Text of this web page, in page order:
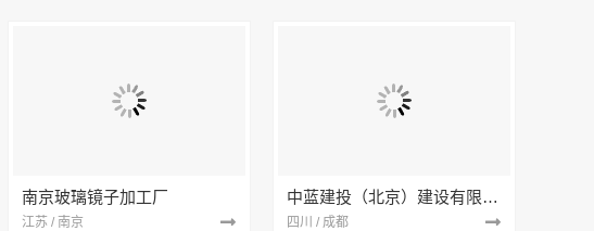
南京玻璃镜子加工厂
江苏 / 南京
中蓝建投（北京）建设有限公司四川第一分公司
四川 / 成都